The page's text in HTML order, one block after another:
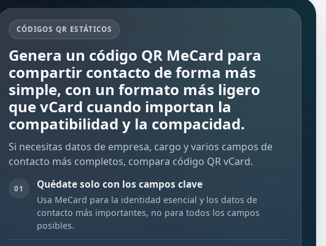
CÓDIGOS QR ESTÁTICOS
Genera un código QR MeCard para
compartir contacto de forma más
simple, con un formato más ligero
que vCard cuando importan la
compatibilidad y la compacidad.
Si necesitas datos de empresa, cargo y varios campos de
contacto más completos, compara código QR vCard.
01 Quédate solo con los campos clave
Usa MeCard para la identidad esencial y los datos de
contacto más importantes, no para todos los campos
posibles.